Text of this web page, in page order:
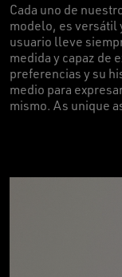
Cada uno de
modelo, es versátil
usuario lleve
medida y capaz de
preferencias y su
medio para
mismo. As unique